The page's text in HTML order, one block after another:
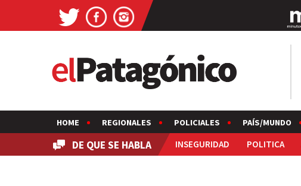
HOME REGIONALES POLICIALES PAÍS/MUNDO
DE QUE SE HABLA INSEGURIDAD POLITICA